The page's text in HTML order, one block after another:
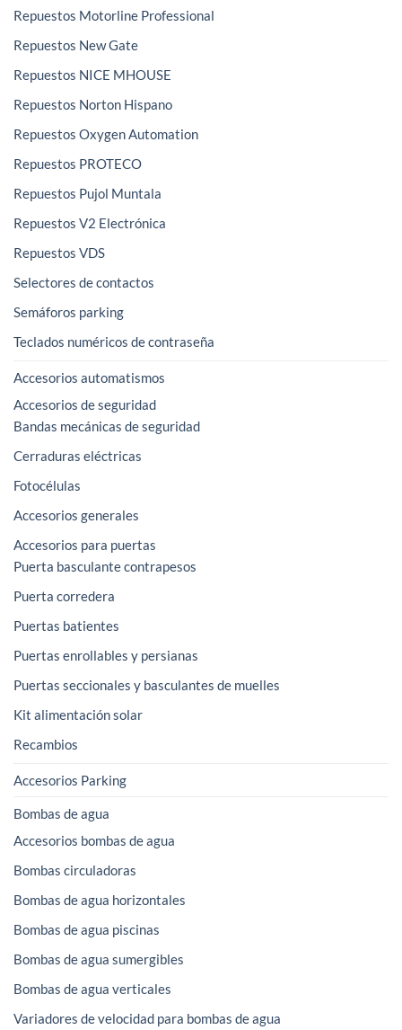
Repuestos Motorline Professional
Repuestos New Gate
Repuestos NICE MHOUSE
Repuestos Norton Hispano
Repuestos Oxygen Automation
Repuestos PROTECO
Repuestos Pujol Muntala
Repuestos V2 Electrónica
Repuestos VDS
Selectores de contactos
Semáforos parking
Teclados numéricos de contraseña
Accesorios automatismos
Accesorios de seguridad
Bandas mecánicas de seguridad
Cerraduras eléctricas
Fotocélulas
Accesorios generales
Accesorios para puertas
Puerta basculante contrapesos
Puerta corredera
Puertas batientes
Puertas enrollables y persianas
Puertas seccionales y basculantes de muelles
Kit alimentación solar
Recambios
Accesorios Parking
Bombas de agua
Accesorios bombas de agua
Bombas circuladoras
Bombas de agua horizontales
Bombas de agua piscinas
Bombas de agua sumergibles
Bombas de agua verticales
Variadores de velocidad para bombas de agua